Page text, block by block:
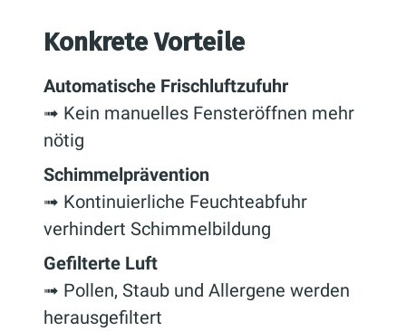
Konkrete Vorteile
Automatische Frischluftzufuhr
➟ Kein manuelles Fensteröffnen mehr
nötig
Schimmelprävention
➟ Kontinuierliche Feuchteabfuhr
verhindert Schimmelbildung
Gefilterte Luft
➟ Pollen, Staub und Allergene werden
herausgefiltert